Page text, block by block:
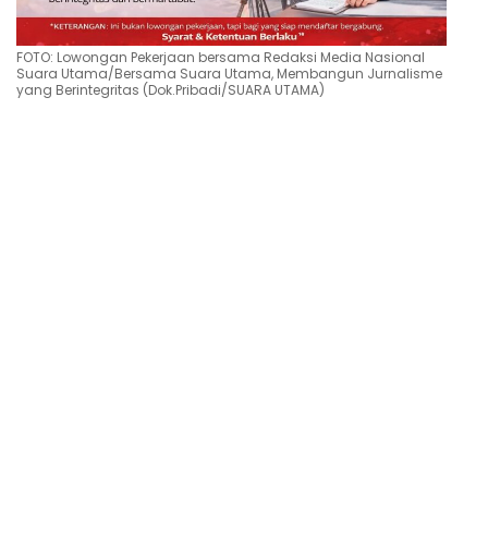
FOTO: Lowongan Pekerjaan bersama Redaksi Media Nasional
Suara Utama/Bersama Suara Utama, Membangun Jurnalisme
yang Berintegritas (Dok.Pribadi/SUARA UTAMA)